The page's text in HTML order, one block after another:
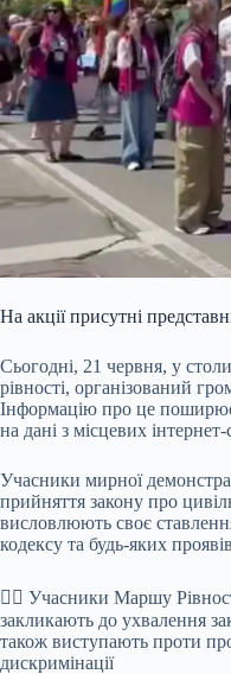
На акції присутні
Сьогодні, 21 червня, у
рівності, організований
Інформацію про це
на дані з місцевих інтернет-
Учасники мирної
прийняття закону про
висловлюють своє
кодексу та будь-яких
🏳️‍🌈 Учасники Маршу
закликають до ухвалення
також виступають проти
дискримінації